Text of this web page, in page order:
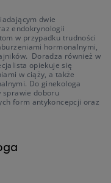
dwie
endokrynologii
w przypadku trudności
hormonalnymi,
Doradza również w
opiekuje się
w ciąży, a także
Do ginekologa
sprawie doboru
form antykoncepcji oraz